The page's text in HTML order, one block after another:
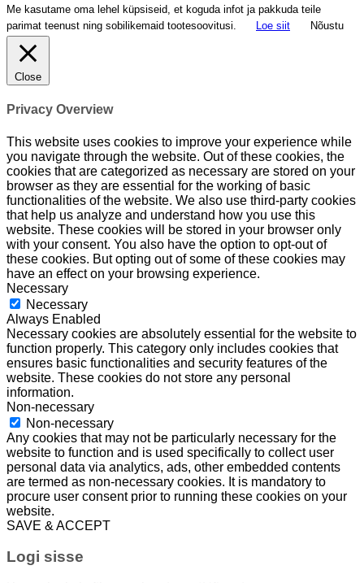
Me kasutame oma lehel küpsiseid, et koguda infot ja pakkuda teile
parimat teenust ning sobilikemaid tootesoovitusi.
Loe siit Nõustu
Close
Privacy Overview
This website uses cookies to improve your experience while
you navigate through the website. Out of these cookies, the
cookies that are categorized as necessary are stored on your
browser as they are essential for the working of basic
functionalities of the website. We also use third-party cookies
that help us analyze and understand how you use this
website. These cookies will be stored in your browser only
with your consent. You also have the option to opt-out of
these cookies. But opting out of some of these cookies may
have an effect on your browsing experience.
Necessary
Necessary
Always Enabled
Necessary cookies are absolutely essential for the website to
function properly. This category only includes cookies that
ensures basic functionalities and security features of the
website. These cookies do not store any personal
information.
Non-necessary
Non-necessary
Any cookies that may not be particularly necessary for the
website to function and is used specifically to collect user
personal data via analytics, ads, other embedded contents
are termed as non-necessary cookies. It is mandatory to
procure user consent prior to running these cookies on your
website.
SAVE & ACCEPT
Logi sisse